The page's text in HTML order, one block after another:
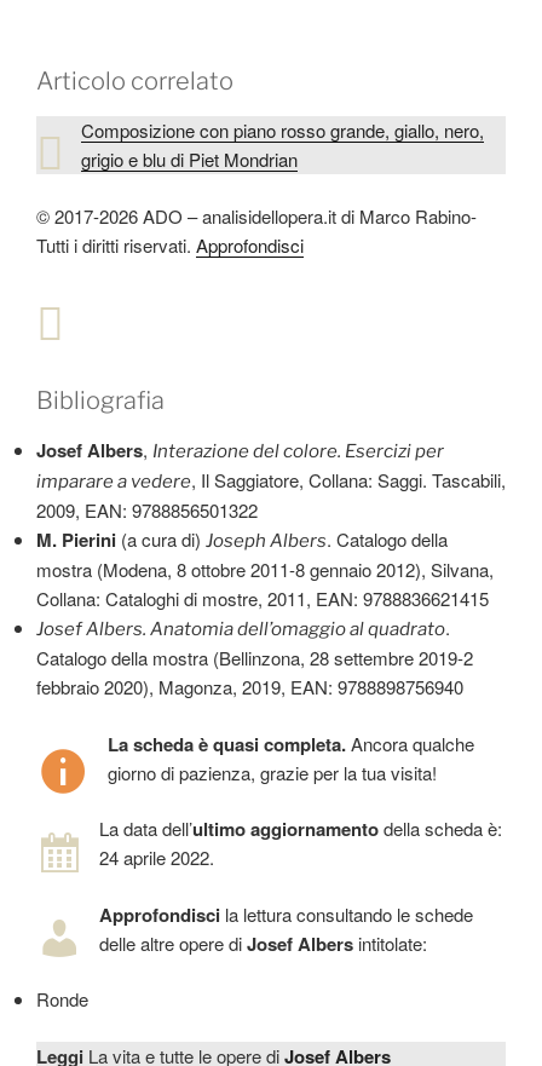
Articolo correlato
Composizione con piano rosso grande, giallo, nero,
grigio e blu di Piet Mondrian
© 2017-2026 ADO – analisidellopera.it di Marco Rabino-
Tutti i diritti riservati. Approfondisci
Bibliografia
Josef Albers, Interazione del colore. Esercizi per
imparare a vedere, Il Saggiatore, Collana: Saggi. Tascabili,
2009, EAN: 9788856501322
M. Pierini (a cura di) Joseph Albers. Catalogo della
mostra (Modena, 8 ottobre 2011-8 gennaio 2012), Silvana,
Collana: Cataloghi di mostre, 2011, EAN: 9788836621415
Josef Albers. Anatomia dell’omaggio al quadrato.
Catalogo della mostra (Bellinzona, 28 settembre 2019-2
febbraio 2020), Magonza, 2019, EAN: 9788898756940
La scheda è quasi completa.Ancora qualche
giorno di pazienza, grazie per la tua visita!
La data dell’ultimo aggiornamentodella scheda è:
24 aprile 2022.
Approfondisci la lettura consultando le schede
delle altre opere diJosef Albers intitolate:
Ronde
Leggi La vita e tutte le opere diJosef Albers